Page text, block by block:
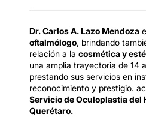
Dr. Carlos A. Lazo Mendoza
oftalmólogo, brindando
relación a la cosmética y
una amplia trayectoria de 14
prestando sus servicios en
reconocimiento y prestigio.
Servicio de Oculoplastia del
Querétaro.